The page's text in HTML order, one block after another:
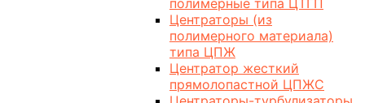
полимерные типа ЦТГП
Центраторы (из
полимерного материала)
типа ЦПЖ
Центратор жесткий
прямолопастной ЦПЖС